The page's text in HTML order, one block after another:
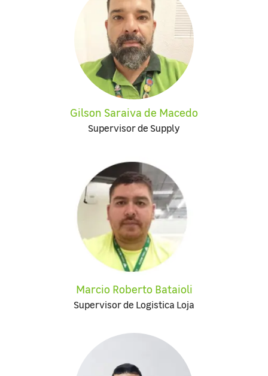
Gilson Saraiva de Macedo
Supervisor de Supply
Marcio Roberto Bataioli
Supervisor de Logistica Loja